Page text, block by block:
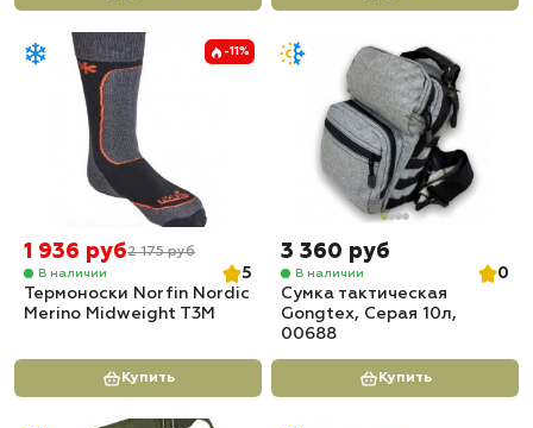
-11%
1 936 руб2 175 руб
В наличии
5
Термоноски Norfin Nordic
Merino Midweight T3M
Купить
3 360 руб
В наличии
0
Сумка тактическая
Gongtex, Серая 10л,
00688
Купить